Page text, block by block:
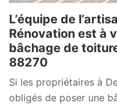
L’équipe de
Rénovation est à
bâchage de
88270
Si les propriétaires à
obligés de poser une